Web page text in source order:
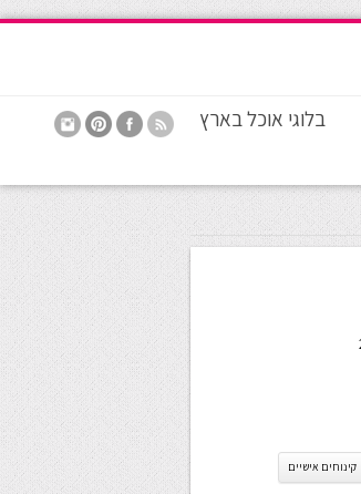
בלוגי אוכל בארץ
קינוחים אישיים